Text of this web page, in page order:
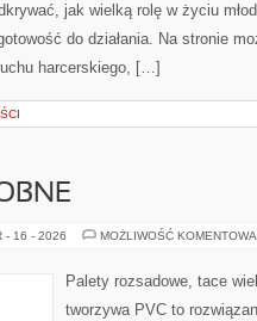
jak wielką rolę w życiu
do działania. Na stronie
harcerskiego, […]
- 16 - 2026 MOŻLIWOŚĆ
Palety rozsadowe, tace
tworzywa PVC to